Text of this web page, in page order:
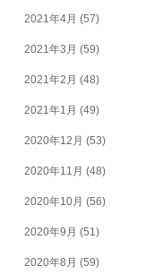
2021年4月 (57)
2021年3月 (59)
2021年2月 (48)
2021年1月 (49)
2020年12月 (53)
2020年11月 (48)
2020年10月 (56)
2020年9月 (51)
2020年8月 (59)